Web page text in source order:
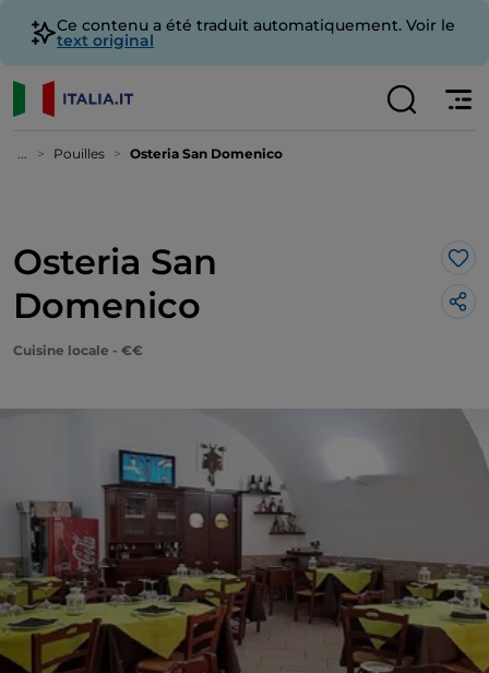
Ce contenu a été traduit automatiquement. Voir le
text original
... Pouilles Osteria San Domenico
Osteria San
Domenico
Cuisine locale - €€